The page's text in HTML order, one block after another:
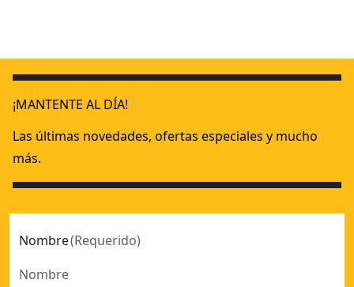
¡MANTENTE AL DÍA!
Las últimas novedades, ofertas especiales y mucho
más.
Nombre(Requerido)